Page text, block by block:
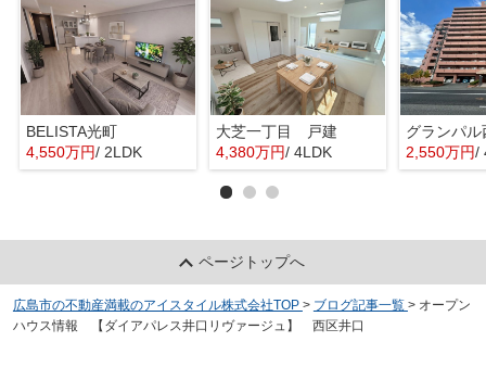
BELISTA光町
4,550万円/ 2LDK
大芝一丁目 戸建
4,380万円/ 4LDK
グランパル
2,550万円/
ページトップへ
広島市の不動産満載のアイスタイル株式会社TOP > ブログ記事一覧 > オープン
ハウス情報 【ダイアパレス井口リヴァージュ】 西区井口